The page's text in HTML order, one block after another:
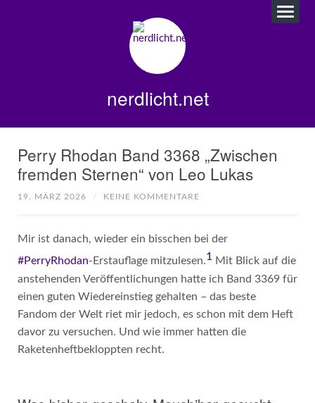
nerdlicht.net
Perry Rhodan Band 3368 „Zwischen
fremden Sternen“ von Leo Lukas
19. MÄRZ 2026 / KEINE KOMMENTARE
Mir ist danach, wieder ein bisschen bei der
#PerryRhodan-Erstauflage mitzulesen.1 Mit Blick auf die
anstehenden Veröffentlichungen hatte ich Band 3369 für
einen guten Wiedereinstieg gehalten – das beste
Fandom der Welt riet mir jedoch, es schon mit dem Heft
davor zu versuchen. Und wie immer hatten die
Raketenheftbekloppten recht.